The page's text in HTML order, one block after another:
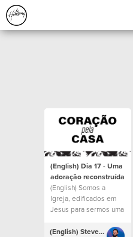
(English) Dia 17 - Uma
adoração reconstruída
(English) Somos a
Igreja, edificados em
Jesus para sermos uma
(English) Steven Richards